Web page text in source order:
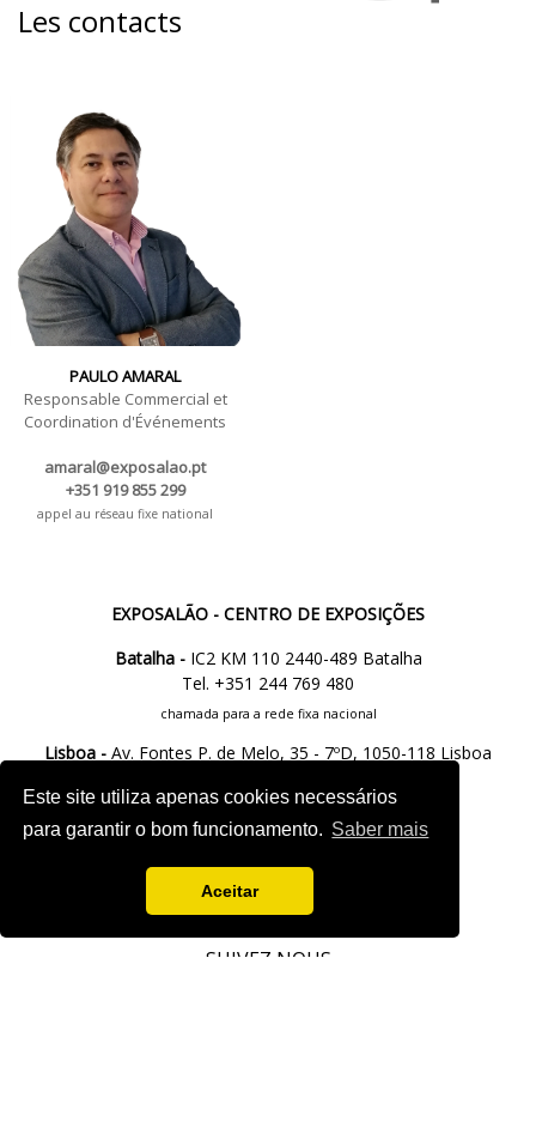
Este site utiliza apenas cookies necessários
para garantir o bom funcionamento. Saber mais
Aceitar
Les contacts
PAULO AMARAL
Responsable Commercial et
Coordination d'Événements
amaral@exposalao.pt
+351 919 855 299
appel au réseau fixe national
EXPOSALÃO - CENTRO DE EXPOSIÇÕES
Batalha -IC2 KM 110 2440-489 Batalha
Tel. +351 244 769 480
chamada para a rede fixa nacional
Lisboa - Av. Fontes P. de Melo, 35 - 7ºD, 1050-118 Lisboa
chamada para a rede fixa nacional
M.info@exposalao.pt
SUIVEZ NOUS